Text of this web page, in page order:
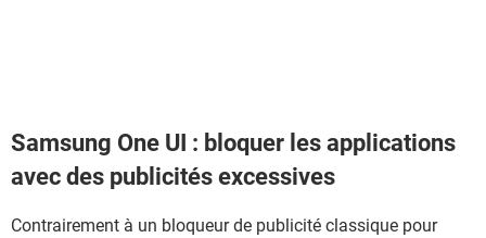
Samsung One UI : bloquer les applications
avec des publicités excessives
Contrairement à un bloqueur de publicité classique pour